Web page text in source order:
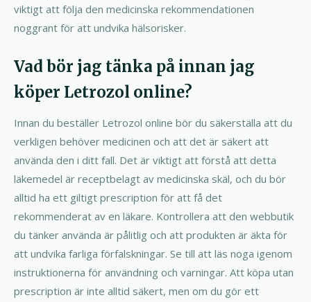
viktigt att följa den medicinska rekommendationen
noggrant för att undvika hälsorisker.
Vad bör jag tänka på innan jag
köper Letrozol online?
Innan du beställer Letrozol online bör du säkerställa att du
verkligen behöver medicinen och att det är säkert att
använda den i ditt fall. Det är viktigt att förstå att detta
läkemedel är receptbelagt av medicinska skäl, och du bör
alltid ha ett giltigt prescription för att få det
rekommenderat av en läkare. Kontrollera att den webbutik
du tänker använda är pålitlig och att produkten är äkta för
att undvika farliga förfalskningar. Se till att läs noga igenom
instruktionerna för användning och varningar. Att köpa utan
prescription är inte alltid säkert, men om du gör ett